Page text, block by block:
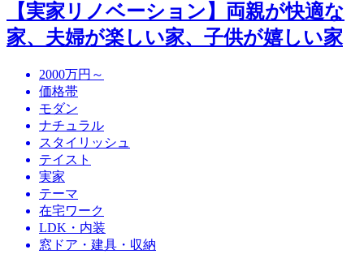
【実家リノベーション】両親が快適な
家、夫婦が楽しい家、子供が嬉しい家
2000万円～
価格帯
モダン
ナチュラル
スタイリッシュ
テイスト
実家
テーマ
在宅ワーク
LDK・内装
窓ドア・建具・収納